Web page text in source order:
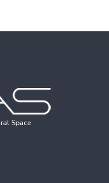
Space